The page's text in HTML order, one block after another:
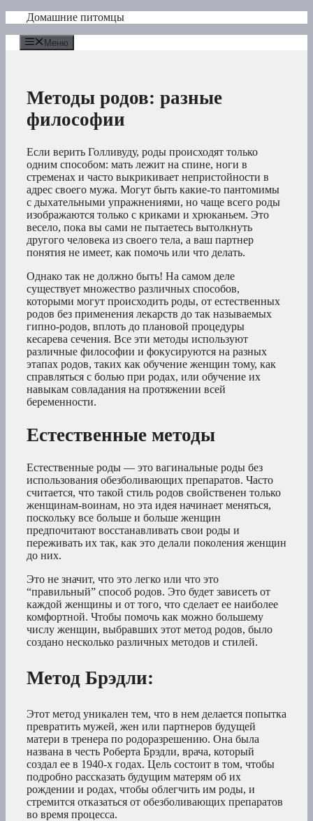
Перейти
содержимому
Домашние питомцы
Меню
Методы родов: разные
философии
Если верить Голливуду, роды происходят только
одним способом: мать лежит на спине, ноги в
стременах и часто выкрикивает непристойности в
адрес своего мужа. Могут быть какие-то пантомимы
с дыхательными упражнениями, но чаще всего роды
изображаются только с криками и хрюканьем. Это
весело, пока вы сами не пытаетесь вытолкнуть
другого человека из своего тела, а ваш партнер
понятия не имеет, как помочь или что делать.
Однако так не должно быть! На самом деле
существует множество различных способов,
которыми могут происходить роды, от естественных
родов без применения лекарств до так называемых
гипно-родов, вплоть до плановой процедуры
кесарева сечения. Все эти методы используют
различные философии и фокусируются на разных
этапах родов, таких как обучение женщин тому, как
справляться с болью при родах, или обучение их
навыкам совладания на протяжении всей
беременности.
Естественные методы
Естественные роды — это вагинальные роды без
использования обезболивающих препаратов. Часто
считается, что такой стиль родов свойственен только
женщинам-воинам, но эта идея начинает меняться,
поскольку все больше и больше женщин
предпочитают восстанавливать свои роды и
переживать их так, как это делали поколения женщин
до них.
Это не значит, что это легко или что это
“правильный” способ родов. Это будет зависеть от
каждой женщины и от того, что сделает ее наиболее
комфортной. Чтобы помочь как можно большему
числу женщин, выбравших этот метод родов, было
создано несколько различных методов и стилей.
Метод Брэдли:
Этот метод уникален тем, что в нем делается попытка
превратить мужей, жен или партнеров будущей
матери в тренера по родоразрешению. Она была
названа в честь Роберта Брэдли, врача, который
создал ее в 1940-х годах. Цель состоит в том, чтобы
подробно рассказать будущим матерям об их
рождении и родах, чтобы облегчить им роды, и
стремится отказаться от обезболивающих препаратов
во время процесса.